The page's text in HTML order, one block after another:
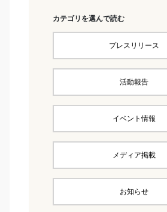
カテゴリを選んで読む
プレスリリース
活動報告
イベント情報
メディア掲載
お知らせ